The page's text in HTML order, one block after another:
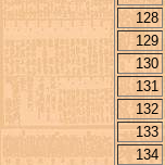
128
129
130
131
132
133
134